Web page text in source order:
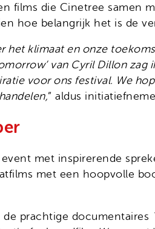
films die Cinetree samen
hoe belangrijk het is de
het klimaat en onze
van Cyril Dillon
voor ons festival. We
” aldus
met inspirerende
met een hoopvolle
prachtige documentaires